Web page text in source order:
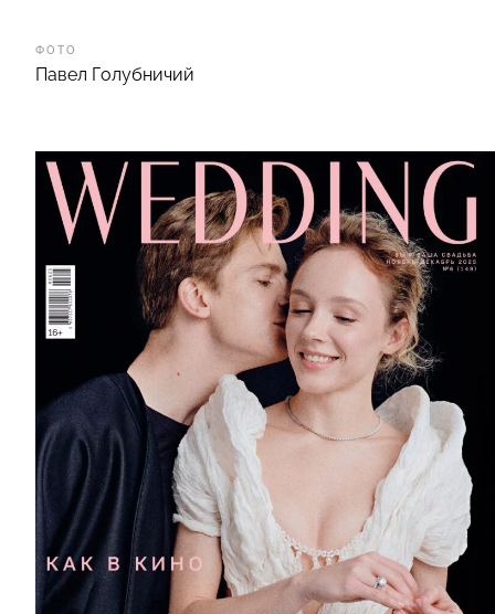
ФОТО
Павел Голубничий